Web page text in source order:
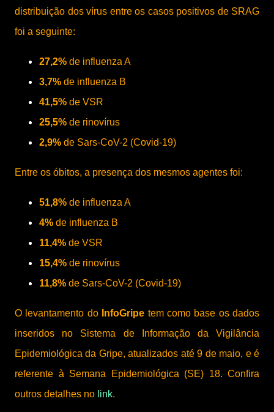
distribuição dos vírus entre os casos positivos de SRAG
foi a seguinte:
27,2% de influenza A
3,7% de influenza B
41,5% de VSR
25,5% de rinovírus
2,9% de Sars-CoV-2 (Covid-19)
Entre os óbitos, a presença dos mesmos agentes foi:
51,8% de influenza A
4% de influenza B
11,4% de VSR
15,4% de rinovírus
11,8% de Sars-CoV-2 (Covid-19)
O levantamento do InfoGripe tem como base os dados
inseridos no Sistema de Informação da Vigilância
Epidemiológica da Gripe, atualizados até 9 de maio, e é
referente à Semana Epidemiológica (SE) 18. Confira
outros detalhes no link.